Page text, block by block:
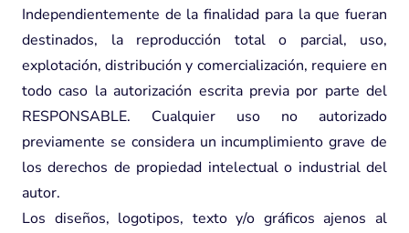
Independientemente de la finalidad para la que fueran
destinados, la reproducción total o parcial, uso,
explotación, distribución y comercialización, requiere en
todo caso la autorización escrita previa por parte del
RESPONSABLE. Cualquier uso no autorizado
previamente se considera un incumplimiento grave de
los derechos de propiedad intelectual o industrial del
autor.
Los diseños, logotipos, texto y/o gráficos ajenos al